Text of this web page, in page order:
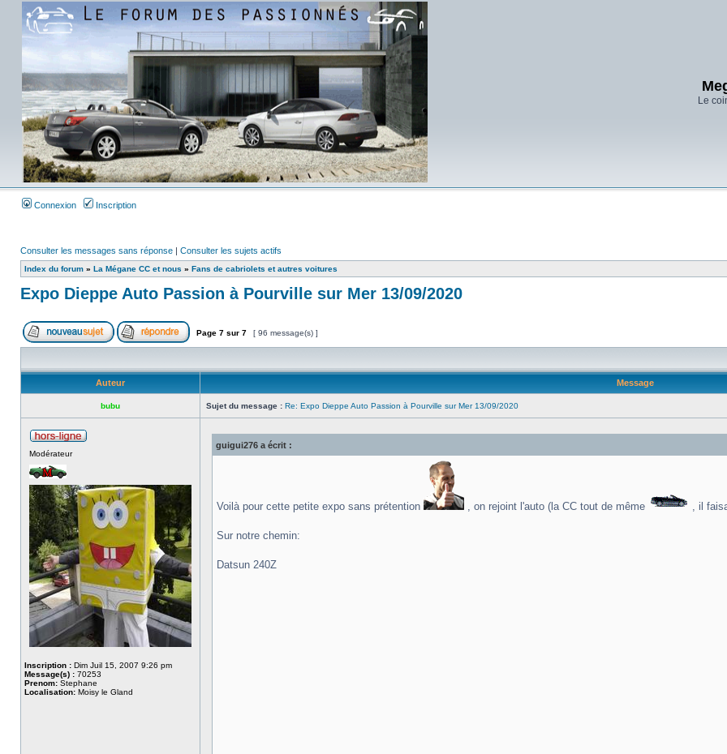
Le
Connexion Inscription
Consulter les messages sans réponse | Consulter les sujets actifs
Index du forum » La Mégane CC et nous » Fans de cabriolets et autres voitures
Expo Dieppe Auto Passion à Pourville sur Mer 13/09/2020
Page 7 sur 7 [ 96 message(s) ]
Auteur Message
bubu Sujet du message : Re: Expo Dieppe Auto Passion à Pourville sur Mer 13/09/2020
Modérateur
Inscription : Dim Juil 15, 2007 9:26 pm
Message(s) : 70253
Prenom: Stephane
Localisation: Moisy le Gland
guigui276 a écrit :
Voilà pour cette petite expo sans prétention , on rejoint l'auto (la CC tout de même , il
Sur notre chemin:
Datsun 240Z